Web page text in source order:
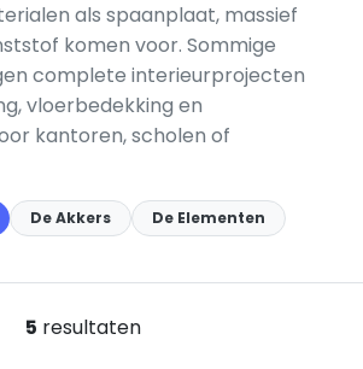
als spaanplaat, massief
komen voor. Sommige
complete interieurprojecten
vloerbedekking en
kantoren, scholen of
De Akkers
De Elementen
5 resultaten